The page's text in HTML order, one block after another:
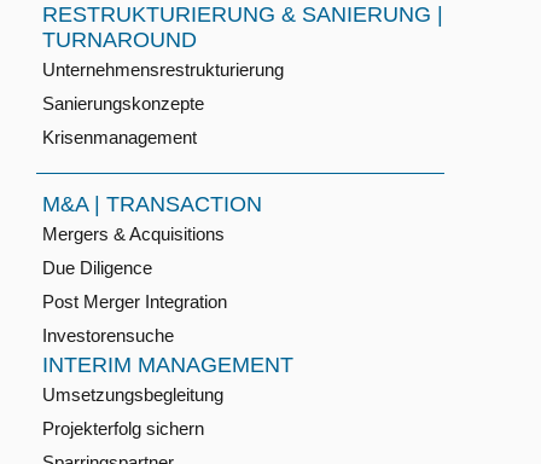
RESTRUKTURIERUNG & SANIERUNG |
TURNAROUND
Unternehmensrestrukturierung
Sanierungskonzepte
Krisenmanagement
M&A | TRANSACTION
Mergers & Acquisitions
Due Diligence
Post Merger Integration
Investorensuche
INTERIM MANAGEMENT
Umsetzungsbegleitung
Projekterfolg sichern